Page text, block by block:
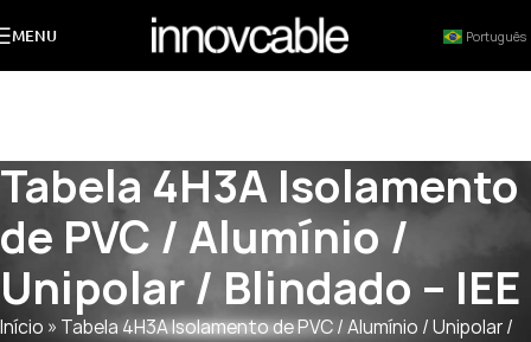
MENU Português
Tabela 4H3A Isolamento
de PVC / Alumínio /
Unipolar / Blindado – IEE
Início » Tabela 4H3A Isolamento de PVC / Alumínio / Unipolar /